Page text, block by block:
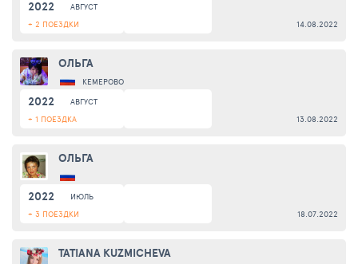
2022
АВГУСТ
+ 2 ПОЕЗДКИ
14.08.2022
ОЛЬГА
КЕМЕРОВО
2022
АВГУСТ
+ 1 ПОЕЗДКА
13.08.2022
ОЛЬГА
2022
ИЮЛЬ
+ 3 ПОЕЗДКИ
18.07.2022
TATIANA KUZMICHEVA